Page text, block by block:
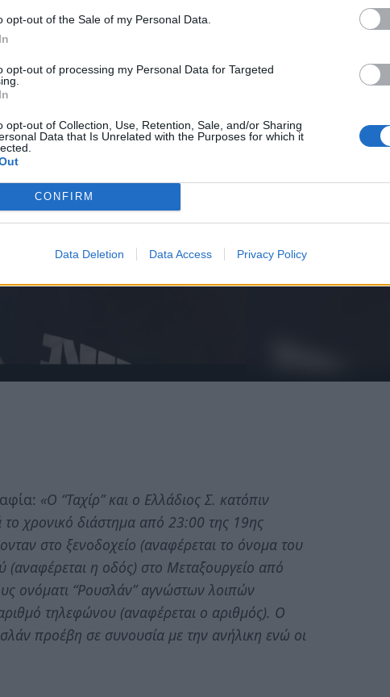
opt-out of the Sale of my Personal Data.
opt-out of processing my Personal Data for Targeted
opt-out of Collection, Use, Retention, Sale, and/or Sharing
Data that Is Unrelated with the Purposes for which it
CONFIRM
Data Deletion Data Access Privacy Policy
«Ο “Ταχίρ” και ο Ελλάδιος Σ. κατόπιν
χρονικό διάστημα από 23:00 της 19ης
στο ξενοδοχείο (αναφέρεται το όνομα του
(αναφέρεται η οδός) στο Μεταξουργείο από
ονόματι “Ρουσλάν” αγνώστων λοιπών
τηλεφώνου (αναφέρεται ο αριθμός). Ο
προέβη σε συνουσία με την ανήλικη ενώ οι